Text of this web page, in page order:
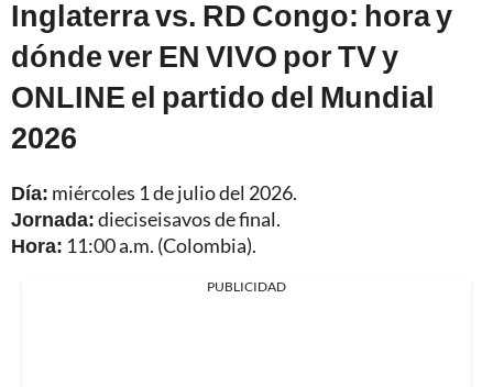
Inglaterra vs. RD Congo: hora y
dónde ver EN VIVO por TV y
ONLINE el partido del Mundial
2026
Día: miércoles 1 de julio del 2026.
Jornada:dieciseisavos de final.
Hora: 11:00 a.m. (Colombia).
PUBLICIDAD